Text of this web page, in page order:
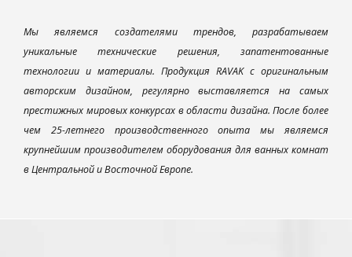
Мы являемся создателями трендов, разрабатываем
уникальные технические решения, запатентованные
технологии и материалы. Продукция RAVAK с оригинальным
авторским дизайном, регулярно выставляется на самых
престижных мировых конкурсах в области дизайна. После более
чем 25-летнего производственного опыта мы являемся
крупнейшим производителем оборудования для ванных комнат
в Центральной и Восточной Европе.